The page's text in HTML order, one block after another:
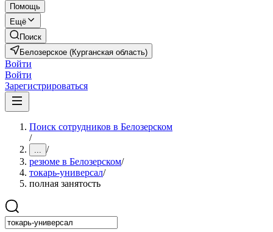
Помощь
Ещё
Поиск
Белозерское (Курганская область)
Войти
Войти
Зарегистрироваться
Поиск сотрудников в Белозерском
/
... /
резюме в Белозерском/
токарь-универсал/
полная занятость